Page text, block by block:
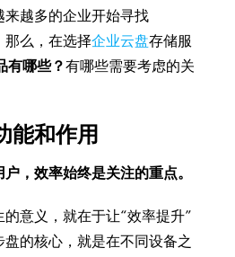
越多的企业开始寻找
那么，在选择企业云盘存储服
有哪些？有哪些需要考虑的关
能和作用
，效率始终是关注的重点。
意义，就在于让“效率提升”
的核心，就是在不同设备之